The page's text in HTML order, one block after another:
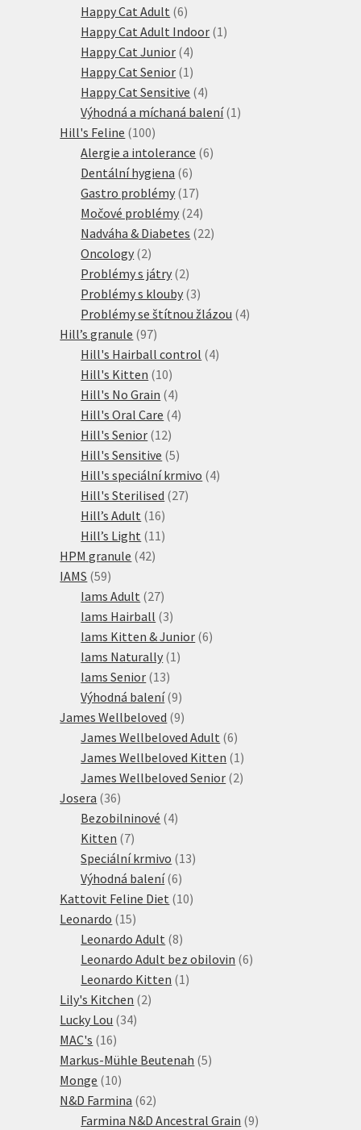
produktů
Happy Cat Adult 66
produktů
Happy Cat Adult Indoor 1 1
Happy Cat Junior 44
produkty
Happy Cat Senior 1 1
produkt
Happy Cat Sensitive 44
produkty
Výhodná a míchaná balení 1 1
Hill's Feline 100100
produktů
Alergie a intolerance 66
Dentální hygiena 66
produktů
Gastro problémy 1717
produktů
Močové problémy 2424
produktů
Nadváha & Diabetes 2222
Oncology 22
produkty
Problémy s játry 22
produkty
Problémy s klouby 33
produkty
Problémy se štítnou žlázou 44
Hill’s granule 9797
produktů
Hill's Hairball control 44
Hill's Kitten 1010
produktů
Hill's No Grain 44
produkty
Hill's Oral Care 44
Hill's Senior 1212
produktů
Hill's Sensitive 55
produktů
Hill's speciální krmivo 44
Hill's Sterilised 2727
Hill’s Adult 1616
produktů
Hill’s Light 11 11
HPM granule 4242
IAMS 5959
produktů
Iams Adult 2727
produktů
Iams Hairball 33
produkty
Iams Kitten & Junior 66
Iams Naturally 1 1
Iams Senior 1313
produktů
Výhodná balení 99
produktů
James Wellbeloved 99
produktů
James Wellbeloved Adult 66
produktů
James Wellbeloved Kitten 1 1
produkt
James Wellbeloved Senior 22
Josera 3636
produktů
Bezobilninové 44
Kitten 77
produktů
Speciální krmivo 1313
Výhodná balení 66
produktů
Kattovit Feline Diet 1010
Leonardo 1515
produktů
Leonardo Adult 88
produktů
Leonardo Adult bez obilovin 66
Leonardo Kitten 1 1
Lily's Kitchen 22
Lucky Lou 3434
MAC's 1616
produktů
Markus-Mühle Beutenah 55
Monge 1010
produktů
N&D Farmina 6262
produktů
Farmina N&D Ancestral Grain 99